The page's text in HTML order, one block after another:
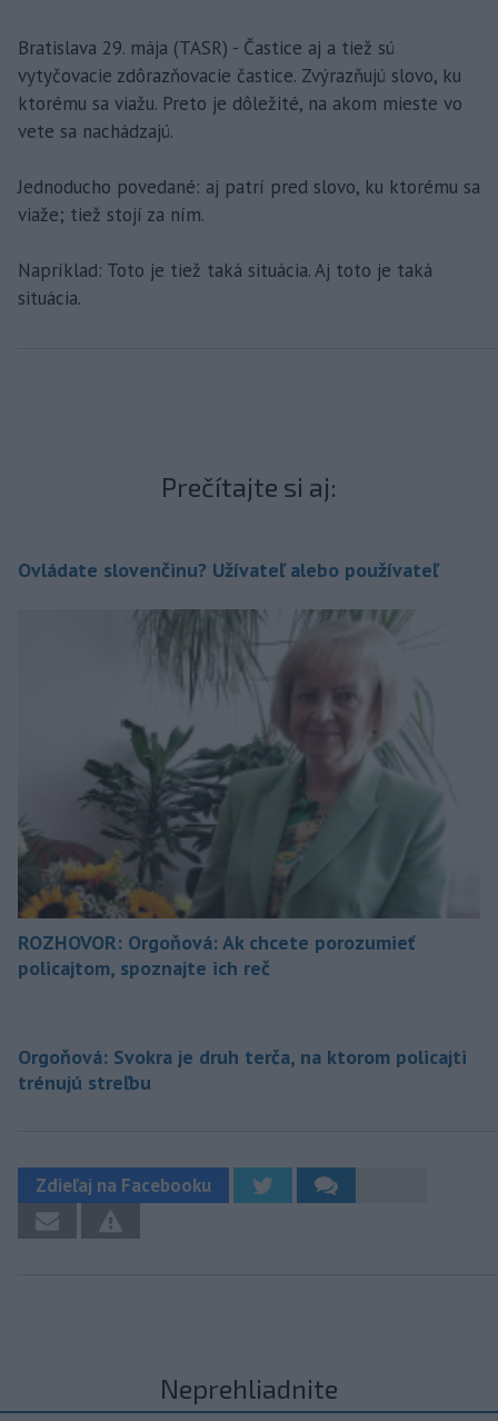
Bratislava 29. mája (TASR) - Častice aj a tiež sú
vytyčovacie zdôrazňovacie častice. Zvýrazňujú slovo, ku
ktorému sa viažu. Preto je dôležité, na akom mieste vo
vete sa nachádzajú.
Jednoducho povedané: aj patrí pred slovo, ku ktorému sa
viaže; tiež stojí za ním.
Napríklad: Toto je tiež taká situácia. Aj toto je taká
situácia.
Prečítajte si aj:
Ovládate slovenčinu? Užívateľ alebo používateľ
ROZHOVOR: Orgoňová: Ak chcete porozumieť
policajtom, spoznajte ich reč
Orgoňová: Svokra je druh terča, na ktorom policajti
trénujú streľbu
Zdieľaj na Facebooku
Neprehliadnite